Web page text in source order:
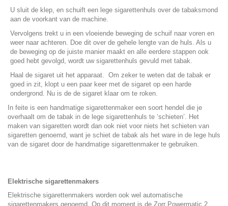
U sluit de klep, en schuift een lege sigarettenhuls over de tabaksmond
aan de voorkant van de machine.
Vervolgens trekt u in een vloeiende beweging de schuif naar voren en
weer naar achteren. Doe dit over de gehele lengte van de huls. Als u
de beweging op de juiste manier maakt en alle eerdere stappen ook
goed hebt gevolgd, wordt uw sigarettenhuls gevuld met tabak.
Haal de sigaret uit het apparaat. Om zeker te weten dat de tabak er
goed in zit, klopt u een paar keer met de sigaret op een harde
ondergrond. Nu is de de sigaret klaar om te roken.
In feite is een handmatige sigarettenmaker een soort hendel die je
overhaalt om de tabak in de lege sigarettenhuls te ‘schieten’. Het
maken van sigaretten wordt dan ook niet voor niets het schieten van
sigaretten genoemd, want je schiet de tabak als het ware in de lege huls
van de sigaret door de handmatige sigarettenmaker te gebruiken.
Elektrische sigarettenmakers
Elektrische sigarettenmakers worden ook wel automatische
sigarettenmakers genoemd. Op dit moment is de Zorr Powermatic 2